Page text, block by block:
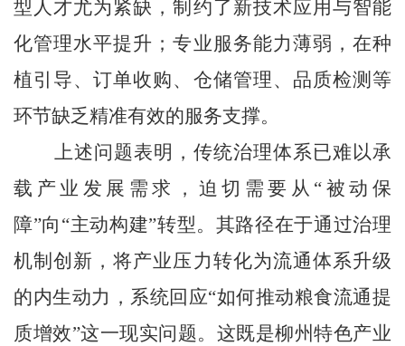
型人才尤为紧缺，制约了新技术应用与智能
化管理水平提升；专业服务能力薄弱，在种
植引导、订单收购、仓储管理、品质检测等
环节缺乏精准有效的服务支撑。
上述问题表明，传统治理体系已难以承
载产业发展需求，迫切需要从“被动保
障”向“主动构建”转型。其路径在于通过治理
机制创新，将产业压力转化为流通体系升级
的内生动力，系统回应“如何推动粮食流通提
质增效”这一现实问题。这既是柳州特色产业